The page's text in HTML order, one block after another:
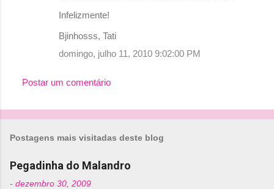
Infelizmente!
Bjinhosss, Tati
domingo, julho 11, 2010 9:02:00 PM
Postar um comentário
Postagens mais visitadas deste blog
Pegadinha do Malandro
- dezembro 30, 2009